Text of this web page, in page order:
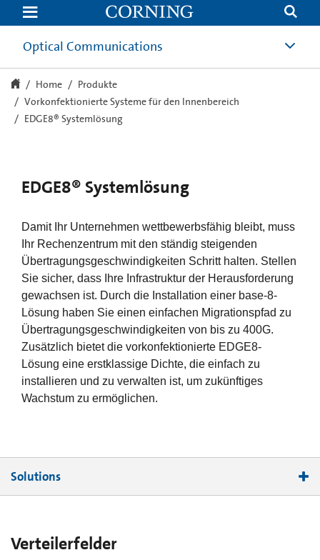
EDGE8®
Systemlösung
|
CorningOptical Communications
Home
Produkte
Vorkonfektionierte Systeme für den Innenbereich
EDGE8® Systemlösung
EDGE8® Systemlösung
Damit Ihr Unternehmen wettbewerbsfähig bleibt, muss
Ihr Rechenzentrum mit den ständig steigenden
Übertragungsgeschwindigkeiten Schritt halten. Stellen
Sie sicher, dass Ihre Infrastruktur der Herausforderung
gewachsen ist. Durch die Installation einer base-8-
Lösung haben Sie einen einfachen Migrationspfad zu
Übertragungsgeschwindigkeiten von bis zu 400G.
Zusätzlich bietet die vorkonfektionierte EDGE8-
Lösung eine erstklassige Dichte, die einfach zu
installieren und zu verwalten ist, um zukünftiges
Wachstum zu ermöglichen.
Solutions
EDGE8® Montageanweisungen
Verteilerfelder